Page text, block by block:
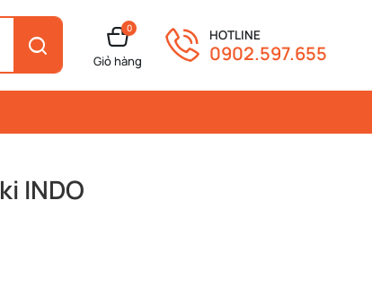
0
Giỏ hàng
HOTLINE
0902.597.655
INDO